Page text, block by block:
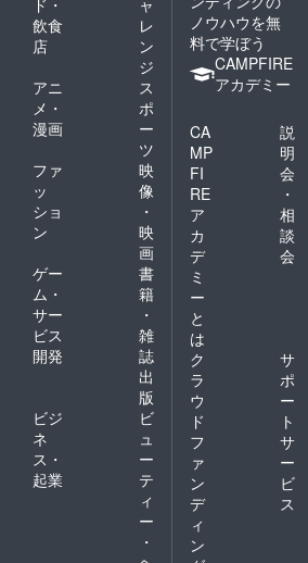
飲食
店
レ
ン
ジ
アニ
メ・
漫画
ス
ポ
ー
ツ
ファ
ッ
ショ
ン
映
像
・
映
画
ゲー
ム・
サー
ビス
開発
書
籍
・
雑
誌
出
版
ビジ
ネ
ス・
起業
ビ
ュ
ー
テ
ィ
ー
・
ノウハウを無
料で学ぼう
CAMPFIRE
アカデミー
CA
MP
FI
RE
ア
カ
デ
ミ
ー
と
は
説
明
会
・
相
談
会
ク
ラ
ウ
ド
フ
ァ
ン
デ
ィ
ン
サ
ポ
ー
ト
サ
ー
ビ
ス